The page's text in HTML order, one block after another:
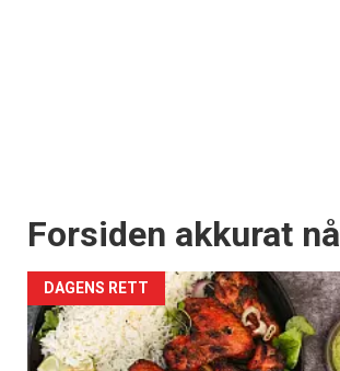
Forsiden akkurat nå
DAGENS RETT